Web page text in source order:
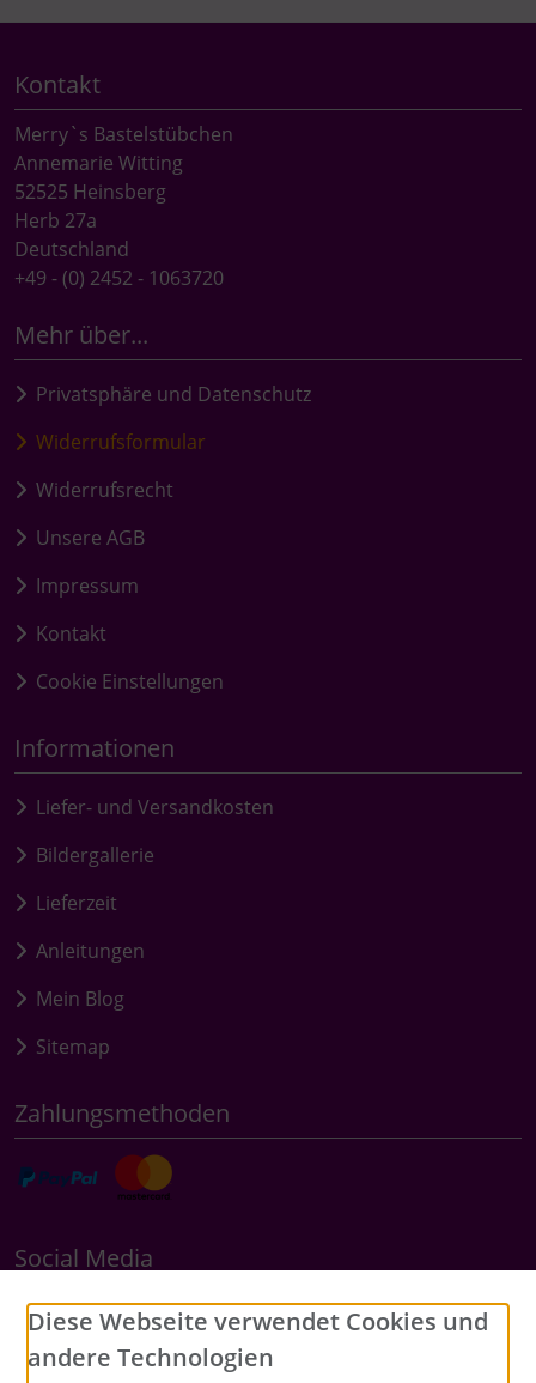
Kontakt
Merry`s Bastelstübchen
Annemarie Witting
52525 Heinsberg
Herb 27a
Deutschland
+49 - (0) 2452 - 1063720
Mehr über...
Privatsphäre und Datenschutz
Widerrufsformular
Widerrufsrecht
Unsere AGB
Impressum
Kontakt
Cookie Einstellungen
Informationen
Liefer- und Versandkosten
Bildergallerie
Lieferzeit
Anleitungen
Mein Blog
Sitemap
Zahlungsmethoden
Social Media
Diese Webseite verwendet Cookies und
andere Technologien